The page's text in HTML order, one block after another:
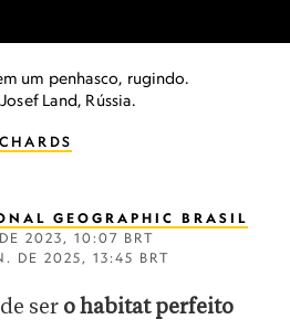
um penhasco, rugindo.
Land, Rússia.
GEOGRAPHIC BRASIL
2023, 10:07 BRT
DE 2025, 13:45 BRT
ser o habitat perfeito